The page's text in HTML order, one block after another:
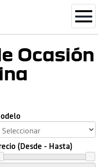
Ocasión
(Desde - Hasta)